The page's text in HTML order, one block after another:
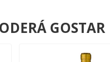
GOSTAR